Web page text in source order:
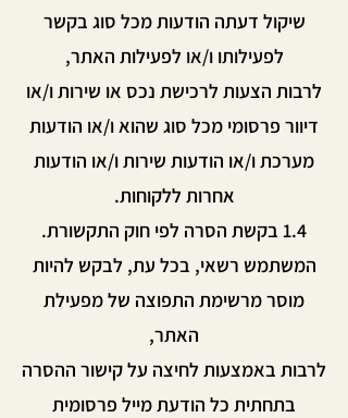
שיקול דעתה הודעות מכל סוג בקשר
לפעילותו ו/או לפעילות האתר,
לרבות הצעות לרכישת נכס או שירות ו/או
דיוור פרסומי מכל סוג שהוא ו/או הודעות
מערכת ו/או הודעות שירות ו/או הודעות
אחרות ללקוחות.
1.4 בקשת הסרה לפי חוק התקשורת.
המשתמש רשאי, בכל עת, לבקש להיות
מוסר מרשימת התפוצה של מפעילת
האתר,
לרבות באמצעות לחיצה על קישור ההסרה
בתחתית כל הודעת מייל פרסומית